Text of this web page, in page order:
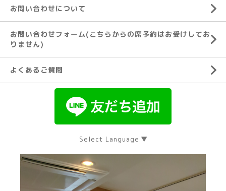
お問い合わせについて
お問い合わせフォーム(こちらからの席予約はお受けしてお
りません)
よくあるご質問
Select Language ▼